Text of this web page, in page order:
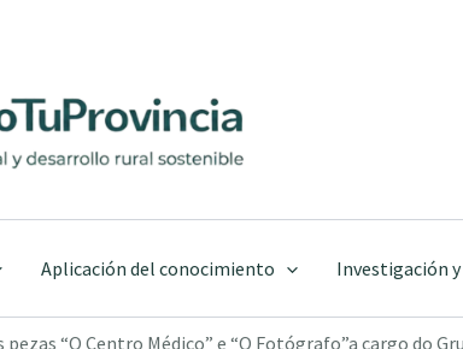
Aplicación del conocimiento Investigación
“O Centro Médico” e “O Fotógrafo”a cargo do